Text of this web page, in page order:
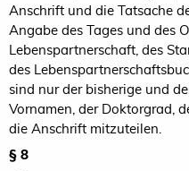
Anschrift und die Tatsache
Angabe des Tages und des
Lebenspartnerschaft, des
des
sind nur der bisherige und
Vornamen, der Doktorgrad,
die Anschrift mitzuteilen.
§ 8